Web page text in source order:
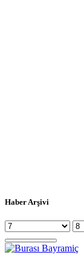
Haber Arşivi